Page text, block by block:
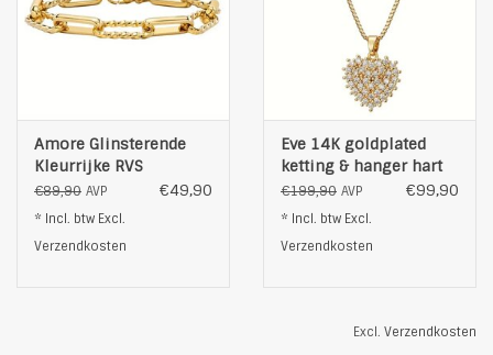
Amore Glinsterende
Kleurrijke RVS
Armband, goud
€89,90 AVP €49,90
* Incl. btw Excl.
Verzendkosten
Eve 14K goldplated
ketting & hanger hart
met kristal, goud
€199,90 AVP €99,90
* Incl. btw Excl.
Verzendkosten
Excl. Verzendkosten